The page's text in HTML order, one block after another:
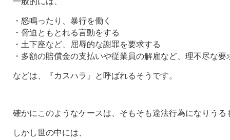
・怒鳴ったり、暴行を働く
・脅迫ともとれる言動をする
・土下座など、屈辱的な謝罪を要求する
・多額の賠償金の支払いや従業員の解雇など、理不尽な要
などは、『カスハラ』と呼ばれるそうです。
確かにこのようなケースは、そもそも違法行為になりうる
しかし世の中には、